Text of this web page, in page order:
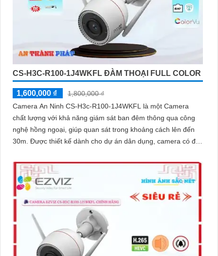
CS-H3C-R100-1J4WKFL ĐÀM THOẠI FULL COLOR
1,600,000 ₫
1,800,000 ₫
Camera An Ninh CS-H3c-R100-1J4WKFL là một Camera
chất lượng với khả năng giám sát ban đêm thông qua công
nghệ hồng ngoại, giúp quan sát trong khoảng cách lên đến
30m. Được thiết kế dành cho dự án dân dụng, camera có độ